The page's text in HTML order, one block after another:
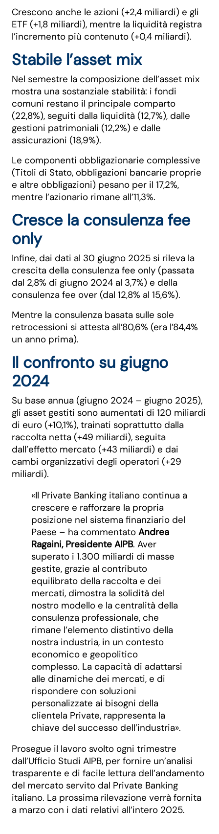
Crescono anche le azioni (+2,4 miliardi) e gli
ETF (+1,8 miliardi), mentre la liquidità registra
l’incremento più contenuto (+0,4 miliardi).
Stabile l’asset mix
Nel semestre la composizione dell’asset mix
mostra una sostanziale stabilità: i fondi
comuni restano il principale comparto
(22,8%), seguiti dalla liquidità (12,7%), dalle
gestioni patrimoniali (12,2%) e dalle
assicurazioni (18,9%).
Le componenti obbligazionarie complessive
(Titoli di Stato, obbligazioni bancarie proprie
e altre obbligazioni) pesano per il 17,2%,
mentre l’azionario rimane all’11,3%.
Cresce la consulenza fee
only
Infine, dai dati al 30 giugno 2025 si rileva la
crescita della consulenza fee only (passata
dal 2,8% di giugno 2024 al 3,7%) e della
consulenza fee over (dal 12,8% al 15,6%).
Mentre la consulenza basata sulle sole
retrocessioni si attesta all’80,6% (era l’84,4%
un anno prima).
Il confronto su giugno
2024
Su base annua (giugno 2024 – giugno 2025),
gli asset gestiti sono aumentati di 120 miliardi
di euro (+10,1%), trainati soprattutto dalla
raccolta netta (+49 miliardi), seguita
dall’effetto mercato (+43 miliardi) e dai
cambi organizzativi degli operatori (+29
miliardi).
«Il Private Banking italiano continua a
crescere e rafforzare la propria
posizione nel sistema finanziario del
Paese – ha commentato Andrea
Ragaini, Presidente AIPB. Aver
superato i 1.300 miliardi di masse
gestite, grazie al contributo
equilibrato della raccolta e dei
mercati, dimostra la solidità del
nostro modello e la centralità della
consulenza professionale, che
rimane l’elemento distintivo della
nostra industria, in un contesto
economico e geopolitico
complesso. La capacità di adattarsi
alle dinamiche dei mercati, e di
rispondere con soluzioni
personalizzate ai bisogni della
clientela Private, rappresenta la
chiave del successo dell’industria».
Prosegue il lavoro svolto ogni trimestre
dall’Ufficio Studi AIPB, per fornire un’analisi
trasparente e di facile lettura dell’andamento
del mercato servito dal Private Banking
italiano. La prossima rilevazione verrà fornita
a marzo con i dati relativi all’intero 2025.